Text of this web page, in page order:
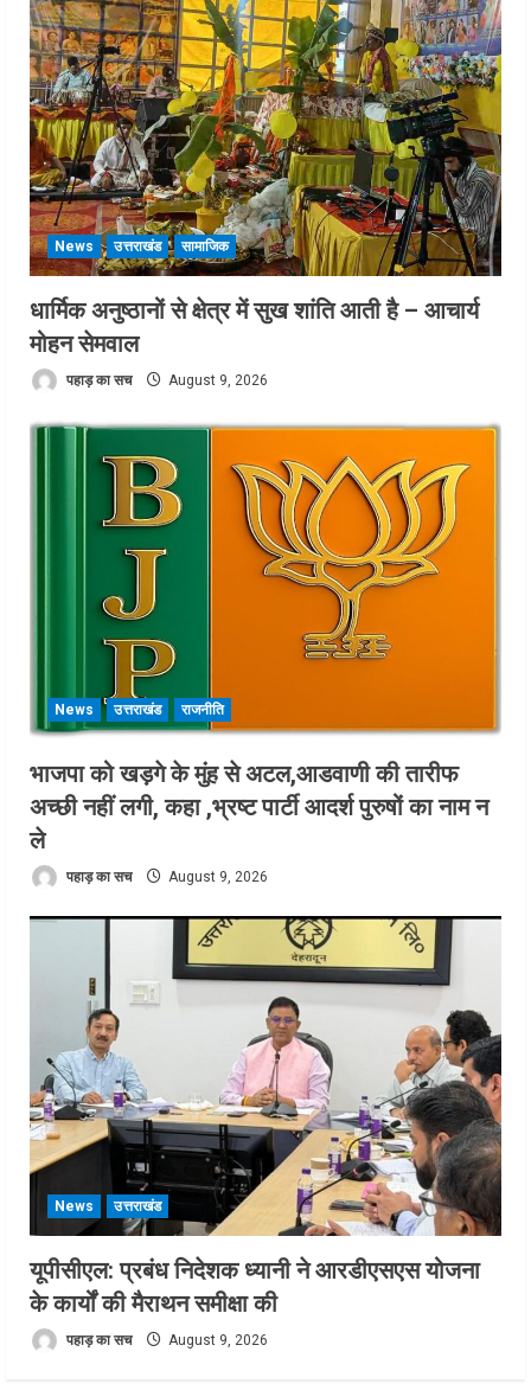
News उत्तराखंड सामाजिक
धार्मिक अनुष्ठानों से क्षेत्र में सुख शांति आती है – आचार्य
मोहन सेमवाल
पहाड़ का सच August 9, 2026
News उत्तराखंड राजनीति
भाजपा को खड़गे के मुंह से अटल,आडवाणी की तारीफ
अच्छी नहीं लगी, कहा ,भ्रष्ट पार्टी आदर्श पुरुषों का नाम न
ले
पहाड़ का सच August 9, 2026
News उत्तराखंड
यूपीसीएल: प्रबंध निदेशक ध्यानी ने आरडीएसएस योजना
के कार्यों की मैराथन समीक्षा की
पहाड़ का सच August 9, 2026